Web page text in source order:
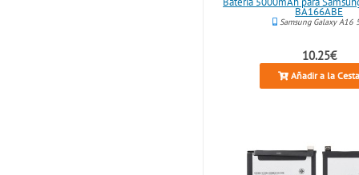
BA166ABE
Samsung Galaxy A16
10.25€
Añadir a la Cesta